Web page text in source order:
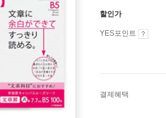
할인가
YES포인트
결제혜택